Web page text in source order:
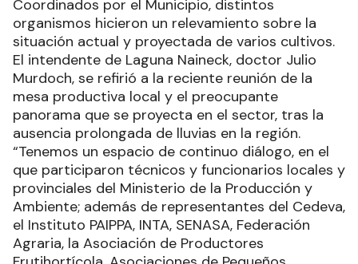
Coordinados por el Municipio, distintos
organismos hicieron un relevamiento sobre la
situación actual y proyectada de varios cultivos.
El intendente de Laguna Naineck, doctor Julio
Murdoch, se refirió a la reciente reunión de la
mesa productiva local y el preocupante
panorama que se proyecta en el sector, tras la
ausencia prolongada de lluvias en la región.
“Tenemos un espacio de continuo diálogo, en el
que participaron técnicos y funcionarios locales y
provinciales del Ministerio de la Producción y
Ambiente; además de representantes del Cedeva,
el Instituto PAIPPA, INTA, SENASA, Federación
Agraria, la Asociación de Productores